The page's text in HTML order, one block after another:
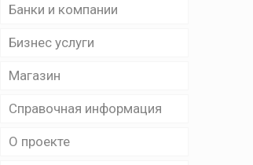
Банки и компании
Бизнес уcлуги
Магазин
Справочная информация
О проекте